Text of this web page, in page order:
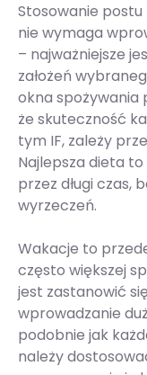
Stosowanie
nie wymaga
– najważniejsze
założeń
okna spożywania
że skuteczność
tym IF, zależy
Najlepsza dieta
przez długi czas,
wyrzeczeń.
Wakacje to
często większej
jest zastanowić
wprowadzanie
podobnie jak
należy